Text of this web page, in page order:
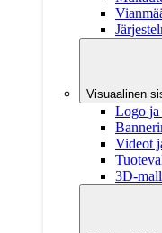
Visuaalinen
Logo ja
Videot
3D-